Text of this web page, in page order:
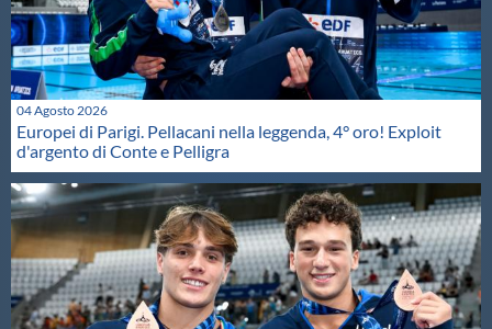
04 Agosto 2026
Europei di Parigi. Pellacani nella leggenda, 4° oro! Exploit
d'argento di Conte e Pelligra